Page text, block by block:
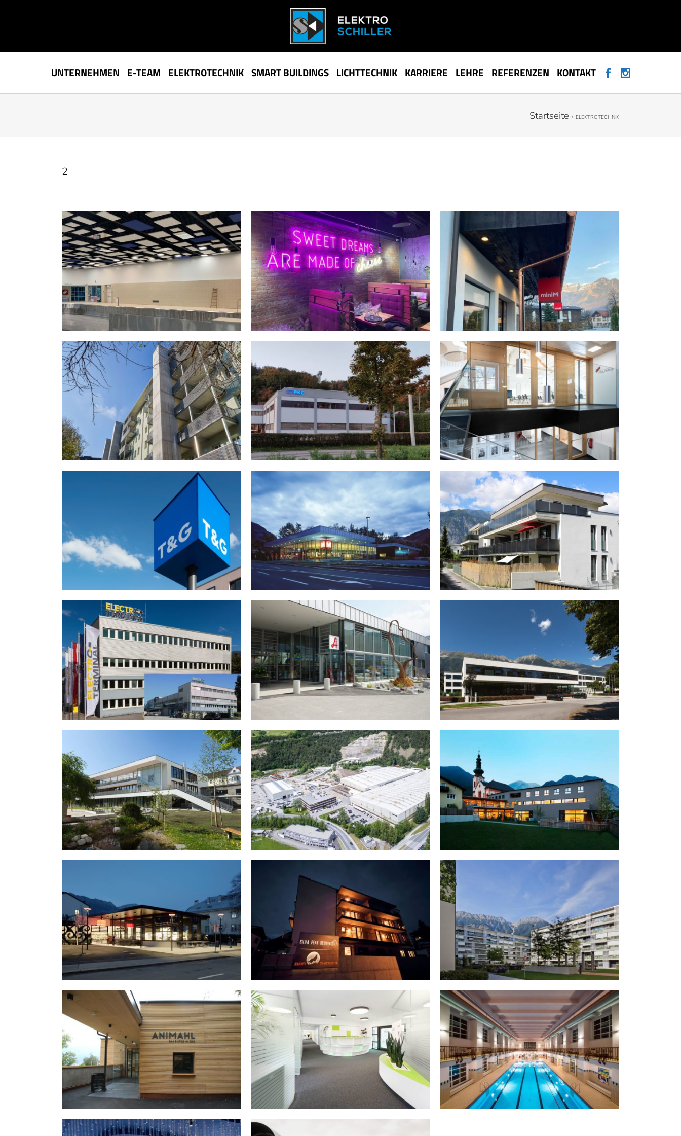
UNTERNEHMEN E-TEAM ELEKTROTECHNIK SMART BUILDINGS LICHTTECHNIK KARRIERE LEHRE REFERENZEN KONTAKT
Startseite / ELEKTROTECHNIK
2